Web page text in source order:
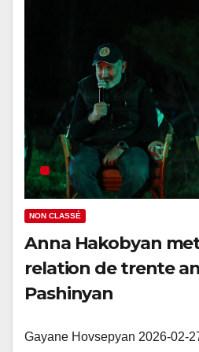
NON CLASSÉ
Anna Hakobyan
relation de trente
Pashinyan
Gayane Hovsepyan 2026-02-